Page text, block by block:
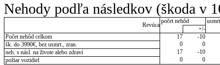
Nehody podľa následkov (škoda v
Revúca
počet nehôd
+/-
Počet nehôd celkom
17
-10
šk. do 3990€, bez usmrt., zran.
0
0
neh. s násl. na živote alebo zdraví
17
-10
požiar vozidiel
0 0